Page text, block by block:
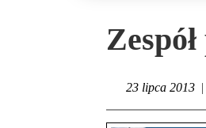
23 lipca 2013 |